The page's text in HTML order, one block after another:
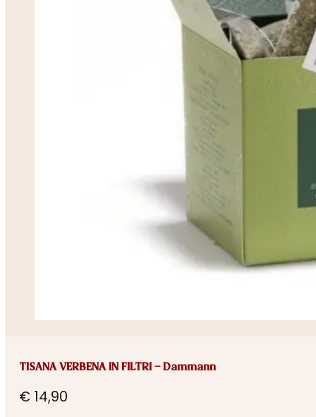
TISANA VERBENA IN FILTRI – Dammann
€ 14,90